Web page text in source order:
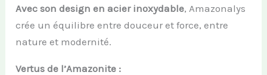
Avec son design en acier inoxydable, Amazonalys
crée un équilibre entre douceur et force, entre
nature et modernité.
Vertus de l’Amazonite :